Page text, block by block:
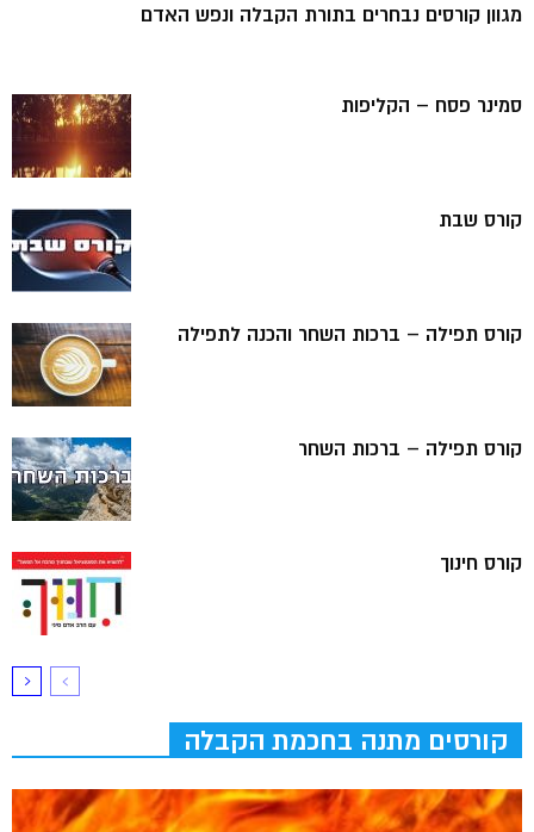
מגוון קורסים נבחרים בתורת הקבלה ונפש האדם
סמינר פסח – הקליפות
קורס שבת
קורס תפילה – ברכות השחר והכנה לתפילה
קורס תפילה – ברכות השחר
קורס חינוך
קורסים מתנה בחכמת הקבלה